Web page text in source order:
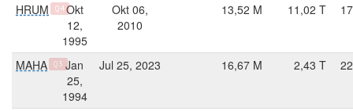
HRUM Q4Okt
12,
1995
Okt 06,
2010
13,52 M 11,02 T
MAHA Q3 Jan
25,
1994
Jul 25, 2023 16,67 M 2,43 T